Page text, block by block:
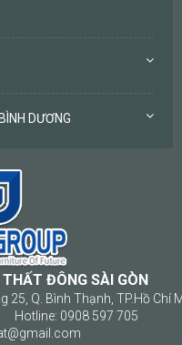
DƯƠNG
ĐÔNG SÀI GÒN
25, Q. Bình Thạnh, TP.Hồ Chí
Hotline: 0908 597 705